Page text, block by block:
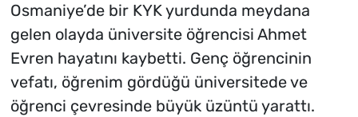
Osmaniye’de bir KYK yurdunda meydana
gelen olayda üniversite öğrencisi Ahmet
Evren hayatını kaybetti. Genç öğrencinin
vefatı, öğrenim gördüğü üniversitede ve
öğrenci çevresinde büyük üzüntü yarattı.